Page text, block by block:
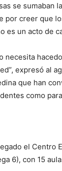
se sumaban
por creer que
es un acto de
necesita
expresó al
que han
como
el Centro
6), con 15